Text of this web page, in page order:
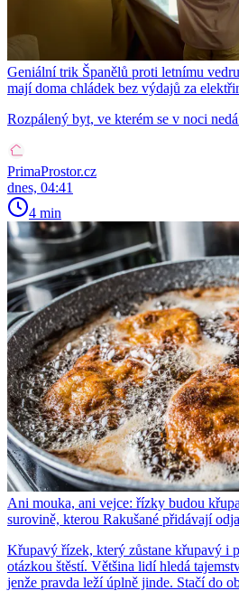
Geniální trik Španělů proti letnímu
mají doma chládek bez výdajů za
Rozpálený byt, ve kterém se v noci
PrimaProstor.cz
dnes, 04:41
4 min
Ani mouka, ani vejce: řízky budou
surovině, kterou Rakušané přidávají
Křupavý řízek, který zůstane křupavý i
otázkou štěstí. Většina lidí hledá
jenže pravda leží úplně jinde. Stačí do